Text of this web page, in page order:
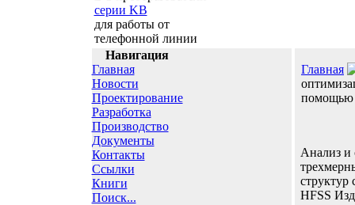
серии KB
для работы от
телефонной линии
Навигация
Главная
Новости
Проектирование
Разработка
Производство
Документы
Контакты
Ссылки
Книги
Поиск...
Главная
помощью
Анализ и
HFSS